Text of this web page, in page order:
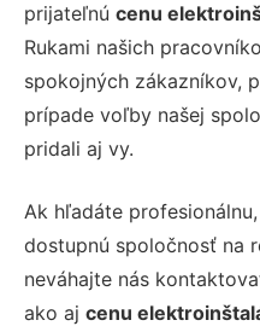
prijateľnú cenu
Rukami našich
spokojných zákazníkov,
prípade voľby našej
pridali aj vy.
Ak hľadáte
dostupnú spoločnosť na
neváhajte nás
ako aj cenu